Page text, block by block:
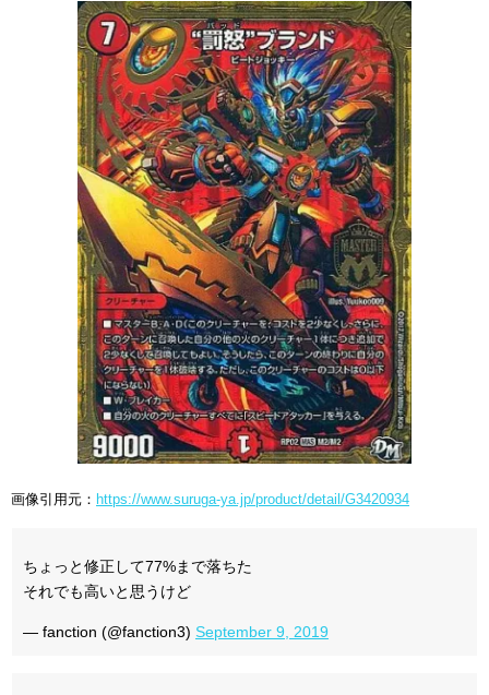
画像引用元： https://www.suruga-ya.jp/product/detail/G3420934
ちょっと修正して77%まで落ちた
それでも高いと思うけど
— fanction (@fanction3) September 9, 2019